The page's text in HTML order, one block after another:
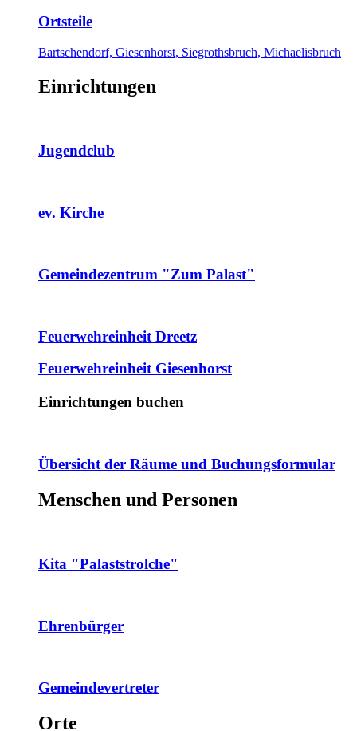
Ortsteile
Bartschendorf, Giesenhorst, Siegrothsbruch, Michaelisbruch
Einrichtungen
Jugendclub
ev. Kirche
Gemeindezentrum "Zum Palast"
Feuerwehreinheit Dreetz
Feuerwehreinheit Giesenhorst
Einrichtungen buchen
Übersicht der Räume und Buchungsformular
Menschen und Personen
Kita "Palaststrolche"
Ehrenbürger
Gemeindevertreter
Orte